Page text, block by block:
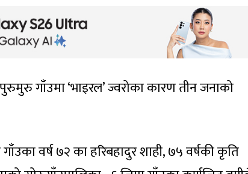
गाँउमा ‘भाइरल’ ज्वरोका कारण तीन जनाको
वर्ष ७२ का हरिबहादुर शाही, ७५ वर्षकी कृति